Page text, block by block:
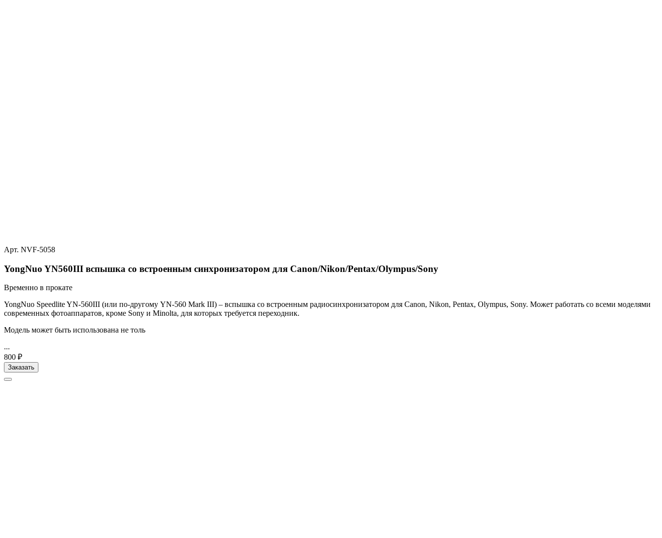
Арт. NVF-5058
YongNuo YN560III вспышка со встроенным синхронизатором для Canon/Nikon/Pentax/Olympus/Sony
Временно в прокате
YongNuo Speedlite YN-560III (или по-другому YN-560 Mark III) – вспышка со встроенным радиосинхронизатором для Canon, Nikon, Pentax, Olympus, Sony. Может работать со всеми моделями
современных фотоаппаратов, кроме Sony и Minolta, для которых требуется переходник.
Модель может быть использована не толь
...
800 ₽
Заказать